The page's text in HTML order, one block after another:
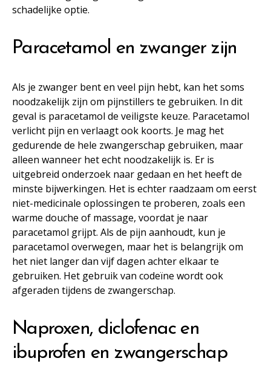
schadelijke optie.
Paracetamol en zwanger zijn
Als je zwanger bent en veel pijn hebt, kan het soms
noodzakelijk zijn om pijnstillers te gebruiken. In dit
geval is paracetamol de veiligste keuze. Paracetamol
verlicht pijn en verlaagt ook koorts. Je mag het
gedurende de hele zwangerschap gebruiken, maar
alleen wanneer het echt noodzakelijk is. Er is
uitgebreid onderzoek naar gedaan en het heeft de
minste bijwerkingen. Het is echter raadzaam om eerst
niet-medicinale oplossingen te proberen, zoals een
warme douche of massage, voordat je naar
paracetamol grijpt. Als de pijn aanhoudt, kun je
paracetamol overwegen, maar het is belangrijk om
het niet langer dan vijf dagen achter elkaar te
gebruiken. Het gebruik van codeïne wordt ook
afgeraden tijdens de zwangerschap.
Naproxen, diclofenac en
ibuprofen en zwangerschap